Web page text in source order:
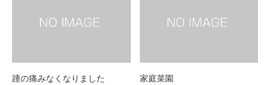
踵の痛みなくなりました 家庭菜園